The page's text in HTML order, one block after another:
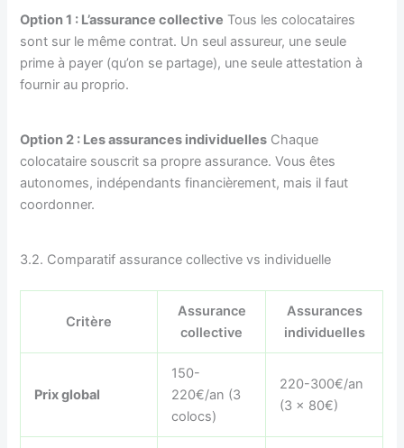
Option 1 : L’assurance collective Tous les colocataires
sont sur le même contrat. Un seul assureur, une seule
prime à payer (qu’on se partage), une seule attestation à
fournir au proprio.
Option 2 : Les assurances individuelles Chaque
colocataire souscrit sa propre assurance. Vous êtes
autonomes, indépendants financièrement, mais il faut
coordonner.
3.2. Comparatif assurance collective vs individuelle
Critère
Assurance
collective
Assurances
individuelles
Prix global
150-
220€/an (3
colocs)
220-300€/an
(3 x 80€)